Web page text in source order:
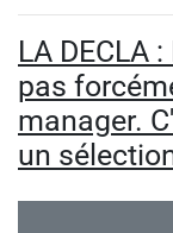
LA DECLA
pas
manager.
un